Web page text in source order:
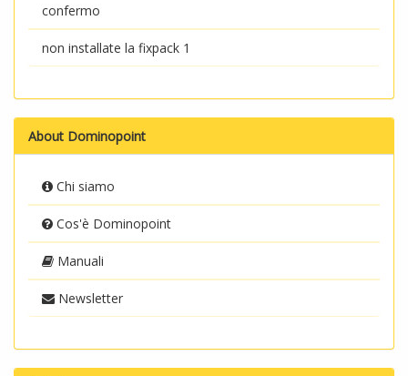
confermo
non installate la fixpack 1
About Dominopoint
Chi siamo
Cos'è Dominopoint
Manuali
Newsletter